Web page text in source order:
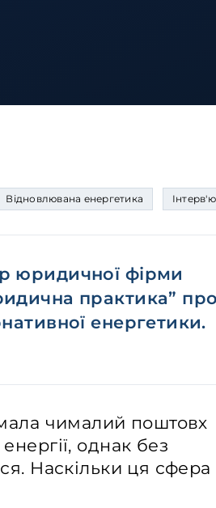
Відновлювана енергетика Інтерв'ю
юридичної фірми
практика” про
енергетики.
чималий поштовх
однак без
Наскільки ця сфера